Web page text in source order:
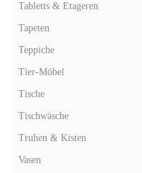
Tabletts & Etageren
Tapeten
Teppiche
Tier-Möbel
Tische
Tischwäsche
Truhen & Kisten
Vasen